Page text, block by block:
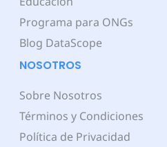
Programa para ONGs
Blog DataScope
NOSOTROS
Sobre Nosotros
Términos y Condiciones
Política de Privacidad